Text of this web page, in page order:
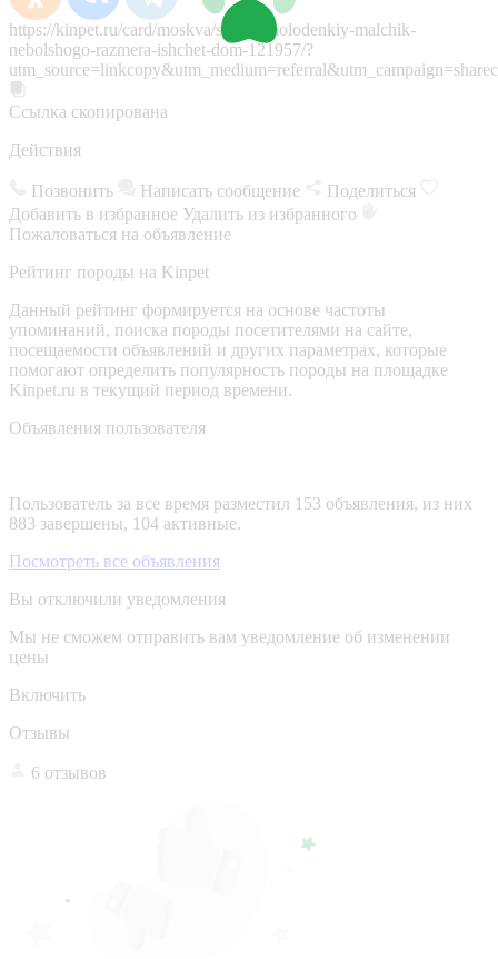
https://kinpet.ru/card/moskva/sobaki/molodenkiy-malchik-
nebolshogo-razmera-ishchet-dom-121957/?
Ссылка скопирована
Действия
Позвонить Написать сообщение
Поделиться
Добавить в избранное Удалить из избранного
Пожаловаться на объявление
Рейтинг породы на Kinpet
Данный рейтинг формируется на основе частоты
упоминаний, поиска породы посетителями на сайте,
посещаемости объявлений и других параметрах, которые
помогают определить популярность породы на площадке
Kinpet.ru в текущий период времени.
Объявления пользователя
Пользователь за все время разместил 153 объявления, из них
883 завершены, 104 активные.
Посмотреть все объявления
Вы отключили уведомления
Мы не сможем отправить вам уведомление об изменении
цены
Включить
Отзывы
6 отзывов